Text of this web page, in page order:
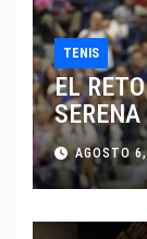
TENIS
EL
AGOSTO